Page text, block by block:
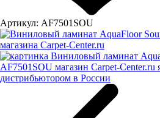
Артикул: AF7501SOU